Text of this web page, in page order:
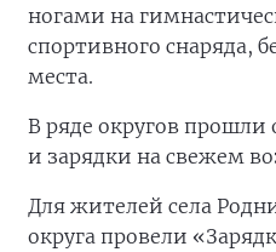
ногами на
спортивного снаряда,
места.
В ряде округов
и зарядки на свежем
Для жителей села
округа провели